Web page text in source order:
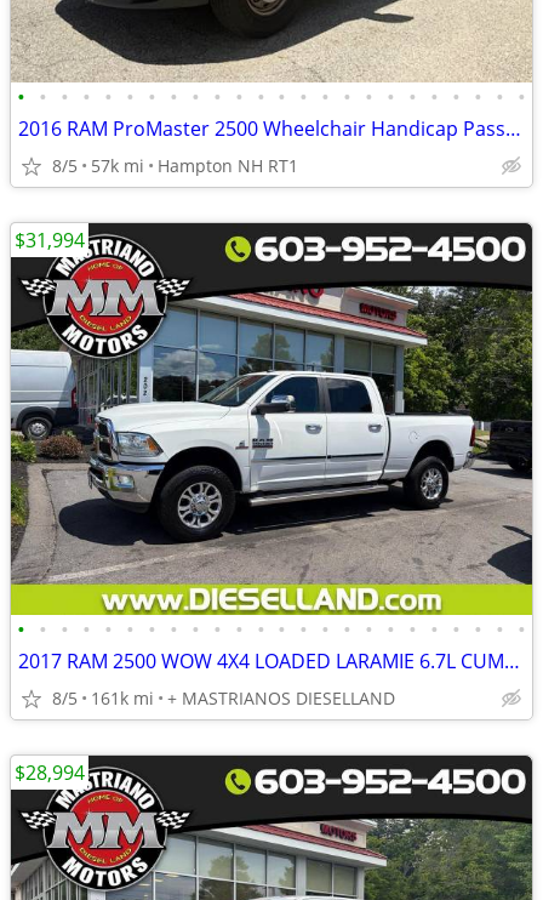
• • • • • • • • • • • • • • • • • • • • • • • •
2016 RAM ProMaster 2500 Wheelchair Handicap Passenger Van LOW Miles
8/5 57k mi Hampton NH RT1
• • • • • • • • • • • • • • • • • • • • • • • •
2017 RAM 2500 WOW 4X4 LOADED LARAMIE 6.7L CUMMINS DIESEL!! **FINANCING AVAILABLE
8/5 161k mi + MASTRIANOS DIESELLAND
$31,994
$28,994